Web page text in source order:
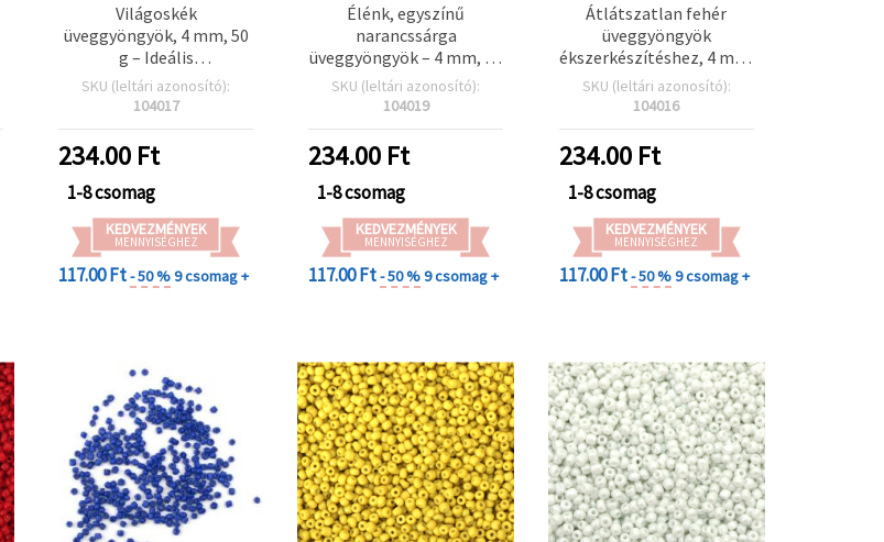
Világoskék
üveggyöngyök, 4 mm, 50
g – Ideális
ékszerkészítéshez és
gyöngyfűzéshez
SKU (leltári azonosító):
104017
234.00 Ft
1-8 csomag
KEDVEZMÉNYEK
MENNYISÉGHEZ
117.00 Ft- 50 %9 csomag +
Élénk, egyszínű
narancssárga
üveggyöngyök – 4 mm, 50
g, kézműves
ékszerkészítéshez, nyári
alkotásokhoz
SKU (leltári azonosító):
104019
234.00 Ft
1-8 csomag
KEDVEZMÉNYEK
MENNYISÉGHEZ
117.00 Ft- 50 %9 csomag +
Átlátszatlan fehér
üveggyöngyök
ékszerkészítéshez, 4 mm,
50 g – ideális
karkötőkhöz és
SKU (leltári azonosító):
104016
234.00Ft
1-8 csomag
KEDVEZMÉNYEK
MENNYISÉGHEZ
117.00 Ft- 50 %9 csomag +